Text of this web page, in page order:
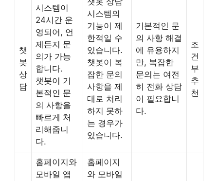
챗
봇
상
담
시스템이
24시간 운
영되어, 언
제든지 문
의가 가능
합니다.
챗봇이 기
본적인 문
의 사항을
빠르게 처
리해줍니
다.
시스템의
기능이 제
한적일 수
있습니다.
챗봇이 복
잡한 문의
사항을 제
대로 처리
하지 못하
는 경우가
있습니다.
기본적인 문
의 사항 해결
에 유용하지
만, 복잡한
문의는 여전
히 전화 상담
이 필요합니
다.
조
건
부
추
천
홈페이지와
모바일 앱
홈페이지
와 모바일